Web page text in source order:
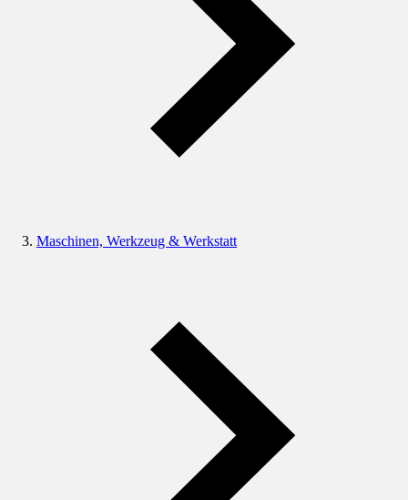
Maschinen, Werkzeug & Werkstatt